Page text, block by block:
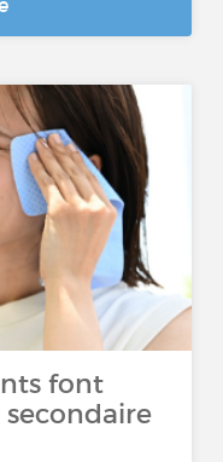
font